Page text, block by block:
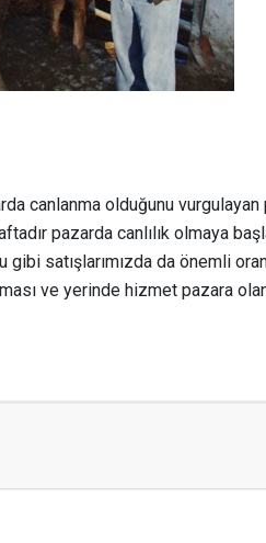
canlanma olduğunu vurgulayan
pazarda canlılık olmaya
gibi satışlarımızda da önemli
ve yerinde hizmet pazara